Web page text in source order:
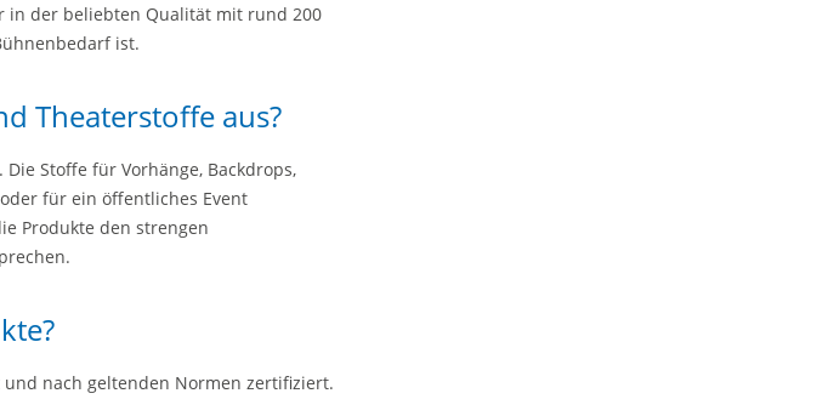
in der beliebten Qualität mit rund 200
ist.
Theaterstoffe aus?
Stoffe für Vorhänge, Backdrops,
für ein öffentliches Event
Produkte den strengen
nach geltenden Normen zertifiziert.